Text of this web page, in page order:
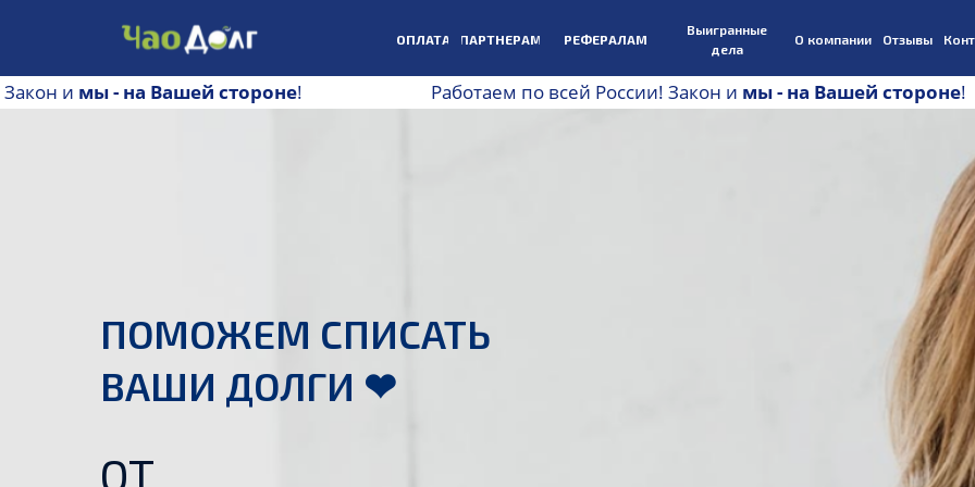
О компании
Отзывы
8
ОПЛАТА ПАРТНЕРАМ РЕФЕРАЛАМ
Выигранные
дела
Работаем по всей России! Закон и мы - на Вашей стороне!
и мы - на Вашей стороне!
ПОМОЖЕМ СПИСАТЬ
ВАШИ ДОЛГИ ❤
ОТ